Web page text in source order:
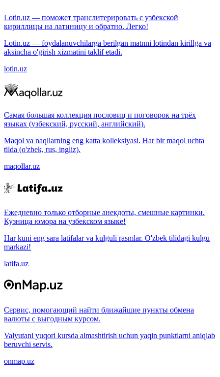
Lotin.uz — поможет транслитерировать с узбекской
кириллицы на латиницу и обратно. Легко!
Lotin.uz — foydalanuvchilarga berilgan matnni lotindan kirillga va
aksincha o'girish xizmatini taklif etadi.
lotin.uz
Самая большая коллекция пословиц и поговорок на трёх
языках (узбекский, русский, английский).
Maqol va naqllarning eng katta kolleksiyasi. Har bir maqol uchta
tilda (o'zbek, rus, ingliz).
maqollar.uz
Ежедневно только отборные анекдоты, смешные картинки.
Кузница юмора на узбекском языке!
Har kuni eng sara latifalar va kulguli rasmlar. O'zbek tilidagi kulgu
markazi!
latifa.uz
Сервис, помогающий найти ближайшие пункты обмена
валюты с выгодным курсом.
Valyutani yuqori kursda almashtirish uchun yaqin punktlarni aniqlab
beruvchi servis.
onmap.uz